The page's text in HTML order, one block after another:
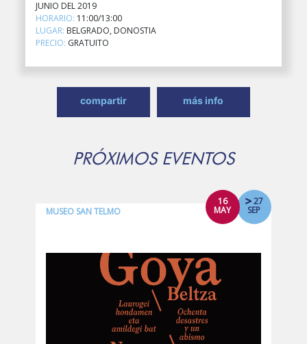
JUNIO DEL 2019
HORARIO: 11:00/13:00
LUGAR: BELGRADO, DONOSTIA
PRECIO: GRATUITO
compartir más info
PRÓXIMOS EVENTOS
16
MAY
27
SEP
MUSEO SAN TELMO